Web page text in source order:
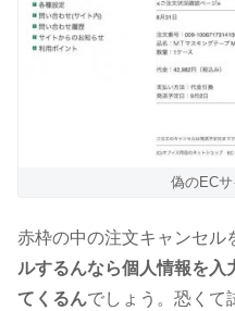
偽のEC
赤枠の中の注文キャンセル
ルするんなら個人情報を入
てくるんでしょう。恐くて